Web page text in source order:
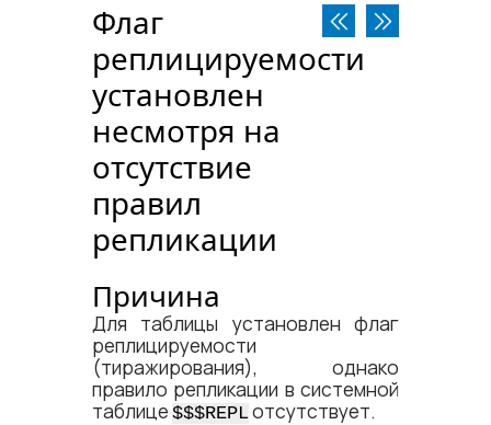
Флаг
реплицируемости
установлен
несмотря на
отсутствие
правил
репликации
Причина
Для таблицы установлен флаг
реплицируемости
(тиражирования), однако
правило репликации в системной
таблице $$$REPLотсутствует.